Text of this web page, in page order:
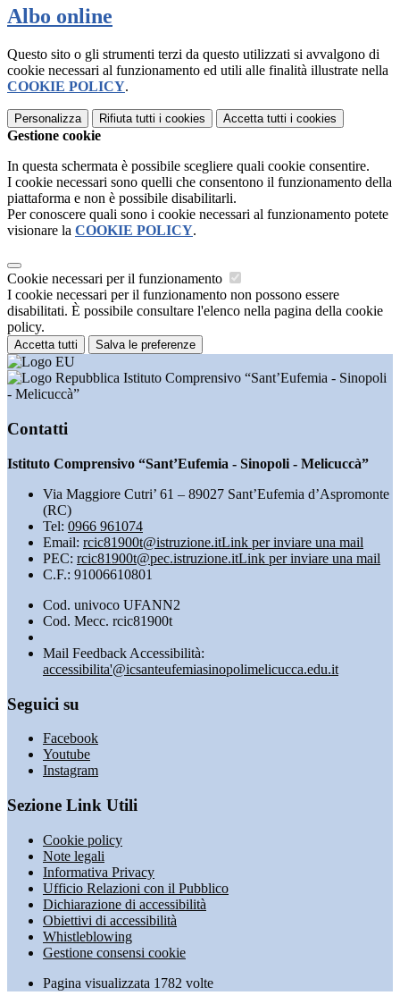
Albo online
Questo sito o gli strumenti terzi da questo utilizzati si avvalgono di
cookie necessari al funzionamento ed utili alle finalità illustrate nella
COOKIE POLICY.
Personalizza Rifiuta tutti i cookies Accetta tutti i cookies
Gestione cookie
In questa schermata è possibile scegliere quali cookie consentire.
I cookie necessari sono quelli che consentono il funzionamento della
piattaforma e non è possibile disabilitarli.
Per conoscere quali sono i cookie necessari al funzionamento potete
visionare la COOKIE POLICY.
Cookie necessari per il funzionamento
I cookie necessari per il funzionamento non possono essere
disabilitati. È possibile consultare l'elenco nella pagina della cookie
policy.
Accetta tutti Salva le preferenze
Istituto Comprensivo “Sant’Eufemia - Sinopoli
- Melicuccà”
Contatti
Istituto Comprensivo “Sant’Eufemia - Sinopoli - Melicuccà”
Via Maggiore Cutri’ 61 – 89027 Sant’Eufemia d’Aspromonte
(RC)
Tel: 0966 961074
Email: rcic81900t@istruzione.itLink per inviare una mail
PEC: rcic81900t@pec.istruzione.itLink per inviare una mail
C.F.: 91006610801
Cod. univoco UFANN2
Cod. Mecc. rcic81900t
Mail Feedback Accessibilità:
accessibilita'@icsanteufemiasinopolimelicucca.edu.it
Seguici su
Facebook
Youtube
Instagram
Sezione Link Utili
Cookie policy
Note legali
Informativa Privacy
Ufficio Relazioni con il Pubblico
Dichiarazione di accessibilità
Obiettivi di accessibilità
Whistleblowing
Gestione consensi cookie
Pagina visualizzata 1782 volte